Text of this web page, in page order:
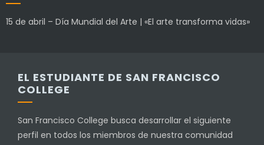
15 de abril – Día Mundial del Arte | «El arte transforma vidas»
EL ESTUDIANTE DE SAN FRANCISCO
COLLEGE
San Francisco College busca desarrollar el siguiente
perfil en todos los miembros de nuestra comunidad